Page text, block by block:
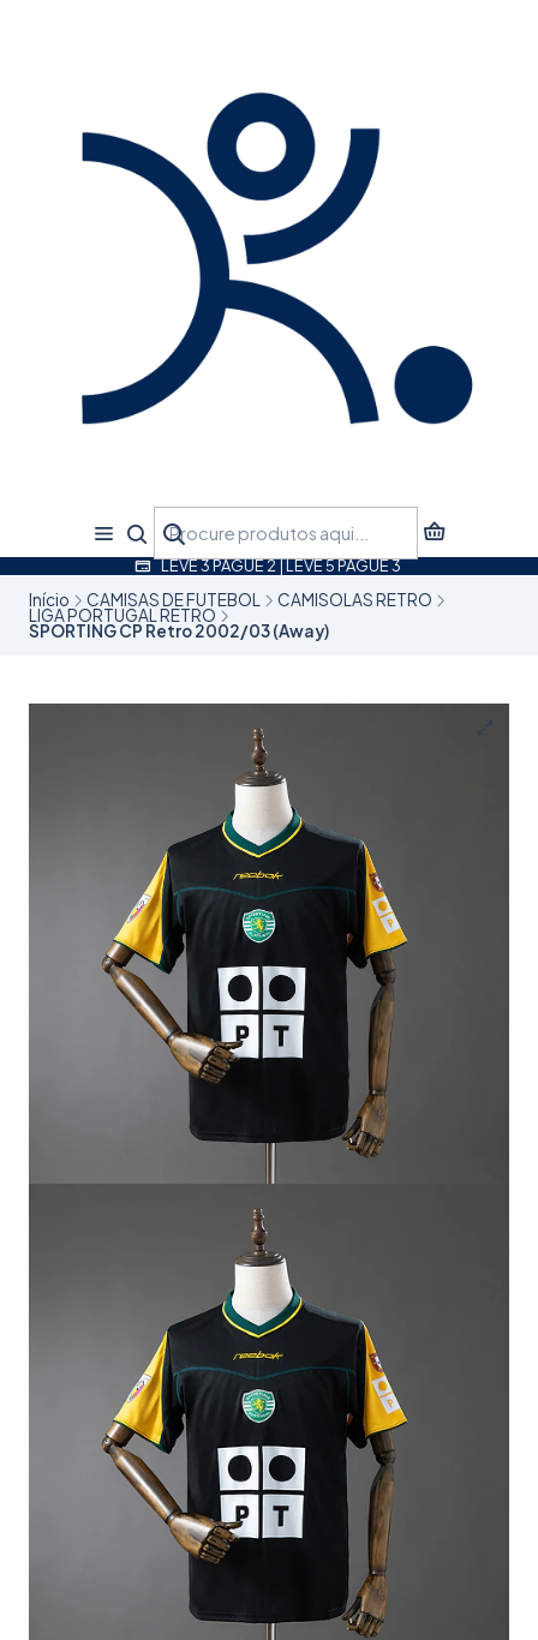
LEVE 3 PAGUE 2 | LEVE 5 PAGUE 3
Início CAMISAS DE FUTEBOL CAMISOLAS RETRO
LIGA PORTUGAL RETRO
SPORTING CP Retro 2002/03 (Away)